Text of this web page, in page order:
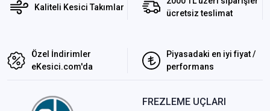
Kaliteli Kesici Takımlar
ücretsiz teslimat
Özel İndirimler
eKesici.com'da
Piyasadaki en iyi fiyat /
performans
FREZLEME UÇLARI